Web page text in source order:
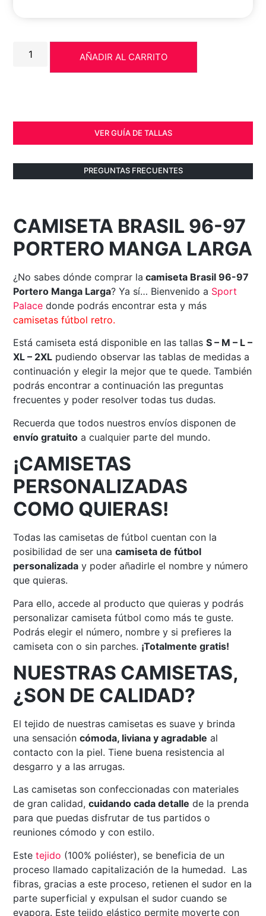
AÑADIR AL CARRITO
VER GUÍA DE TALLAS
PREGUNTAS FRECUENTES
CAMISETA BRASIL 96-97
PORTERO MANGA LARGA
¿No sabes dónde comprar la camiseta Brasil 96-97
Portero Manga Larga? Ya sí… Bienvenido a Sport
Palace donde podrás encontrar esta y más
camisetas fútbol retro.
Está camiseta está disponible en las tallasS – M – L –
XL – 2XL pudiendo observar las tablas de medidas a
continuación y elegir la mejor que te quede. También
podrás encontrar a continuación las preguntas
frecuentes y poder resolver todas tus dudas.
Recuerda que todos nuestros envíos disponen de
envío gratuito a cualquier parte del mundo.
¡CAMISETAS
PERSONALIZADAS
COMO QUIERAS!
Todas las camisetas de fútbol cuentan con la
posibilidad de ser unacamiseta de fútbol
personalizada y poder añadirle el nombre y número
que quieras.
Para ello, accede al producto que quieras y podrás
personalizar camiseta fútbol como más te guste.
Podrás elegir el número, nombre y si prefieres la
camiseta con o sin parches. ¡Totalmente gratis!
NUESTRAS CAMISETAS,
¿SON DE CALIDAD?
El tejido de nuestras camisetas es suave y brinda
una sensacióncómoda, liviana y agradable al
contacto con la piel. Tiene buena resistencia al
desgarro y a las arrugas.
Las camisetas son confeccionadas con materiales
de gran calidad,cuidando cada detalle de la prenda
para que puedas disfrutar de tus partidos o
reuniones cómodo y con estilo.
Estetejido (100% poliéster), se beneficia de un
proceso llamado capitalización de la humedad. Las
fibras, gracias a este proceso, retienen el sudor en la
parte superficial y expulsan el sudor cuando se
evapora. Este tejido elástico permite moverte con